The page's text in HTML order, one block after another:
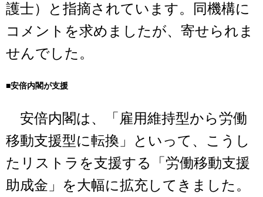
護士）と指摘されています。同機構に
コメントを求めましたが、寄せられま
せんでした。
■安倍内閣が支援
安倍内閣は、「雇用維持型から労働
移動支援型に転換」といって、こうし
たリストラを支援する「労働移動支援
助成金」を大幅に拡充してきました。